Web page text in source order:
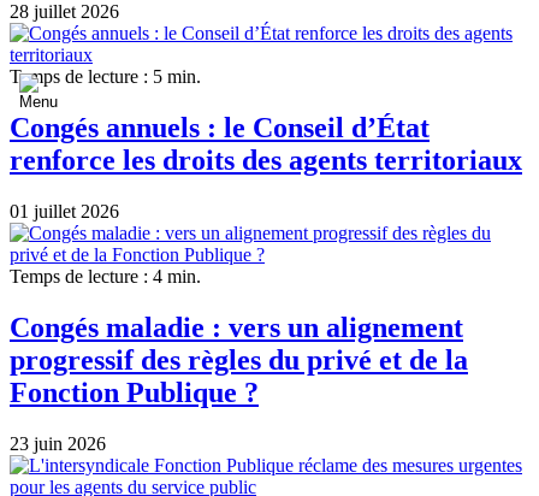
28 juillet 2026
Temps de lecture : 5 min.
Congés annuels : le Conseil d’État
renforce les droits des agents territoriaux
01 juillet 2026
Temps de lecture : 4 min.
Congés maladie : vers un alignement
progressif des règles du privé et de la
Fonction Publique ?
23 juin 2026